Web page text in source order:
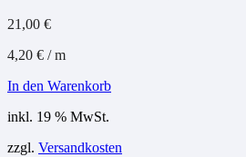
21,00 €
4,20 € /m
In den Warenkorb
inkl. 19 % MwSt.
zzgl. Versandkosten